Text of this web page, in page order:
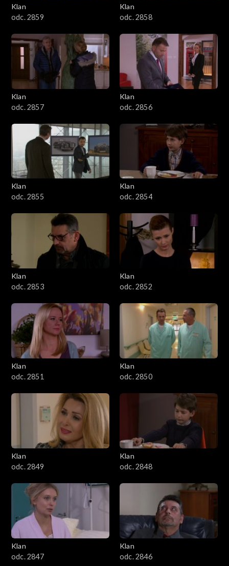
Klan
odc. 2859
Klan
odc. 2858
Klan
odc. 2857
Klan
odc. 2856
Klan
odc. 2855
Klan
odc. 2854
Klan
odc. 2853
Klan
odc. 2852
Klan
odc. 2851
Klan
odc. 2850
Klan
odc. 2849
Klan
odc. 2848
Klan
odc. 2847
Klan
odc. 2846